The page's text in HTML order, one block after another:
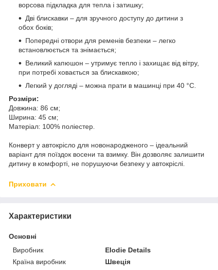
ворсова підкладка для тепла і затишку;
Дві блискавки – для зручного доступу до дитини з
обох боків;
Попередні отвори для ременів безпеки – легко
встановлюється та знімається;
Великий капюшон – утримує тепло і захищає від вітру,
при потребі ховається за блискавкою;
Легкий у догляді – можна прати в машинці при 40 °C.
Розміри:
Довжина: 86 см;
Ширина: 45 см;
Матеріал: 100% поліестер.
Конверт у автокрісло для новонародженого – ідеальний
варіант для поїздок восени та взимку. Він дозволяє залишити
дитину в комфорті, не порушуючи безпеку у автокріслі.
Приховати
Характеристики
Основні
Виробник
Elodie Details
Країна виробник
Швеція